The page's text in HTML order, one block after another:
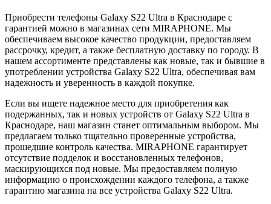
Приобрести телефоны Galaxy S22 Ultra в Краснодаре с
гарантией можно в магазинах сети MIRAPHONE. Мы
обеспечиваем высокое качество продукции, предоставляем
рассрочку, кредит, а также бесплатную доставку по городу. В
нашем ассортименте представлены как новые, так и бывшие в
употреблении устройства Galaxy S22 Ultra, обеспечивая вам
надежность и уверенность в каждой покупке.
Если вы ищете надежное место для приобретения как
подержанных, так и новых устройств от Galaxy S22 Ultra в
Краснодаре, наш магазин станет оптимальным выбором. Мы
предлагаем только тщательно проверенные устройства,
прошедшие контроль качества. MIRAPHONE гарантирует
отсутствие подделок и восстановленных телефонов,
маскирующихся под новые. Мы предоставляем полную
информацию о происхождении каждого телефона, а также
гарантию магазина на все устройства Galaxy S22 Ultra.